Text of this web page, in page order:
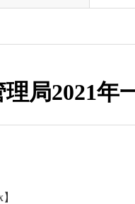
局2021年
】